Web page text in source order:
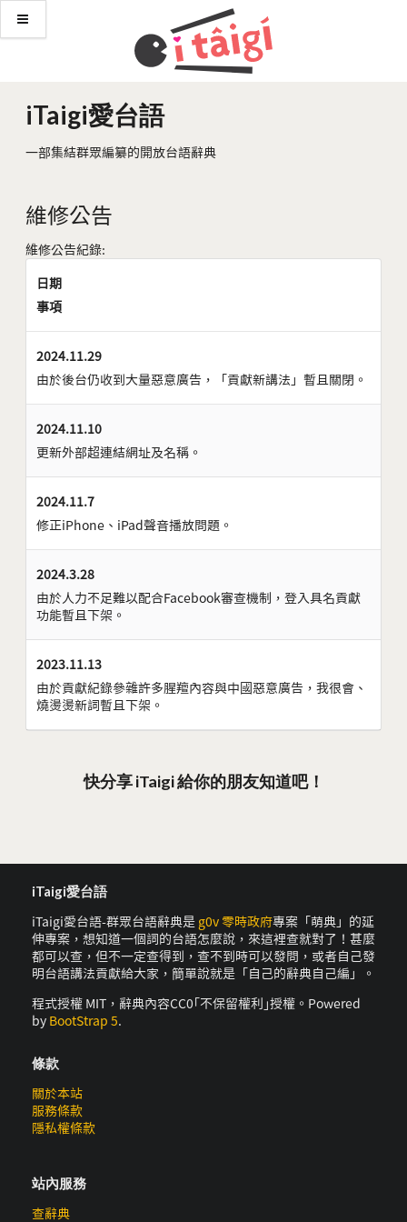
iTaigi愛台語
一部集結群眾編纂的開放台語辭典
維修公告
維修公告紀錄:
日期
事項
2024.11.29
由於後台仍收到大量惡意廣告，「貢獻新講法」暫且關閉。
2024.11.10
更新外部超連結網址及名稱。
2024.11.7
修正iPhone、iPad聲音播放問題。
2024.3.28
由於人力不足難以配合Facebook審查機制，登入具名貢獻
功能暫且下架。
2023.11.13
由於貢獻紀錄參雜許多腥羶內容與中國惡意廣告，我很會、
燒燙燙新詞暫且下架。
快分享 iTaigi 給你的朋友知道吧！
iTaigi愛台語
iTaigi愛台語-群眾台語辭典是 g0v 零時政府專案「萌典」的延
伸專案，想知道一個詞的台語怎麼說，來這裡查就對了！甚麼
都可以查，但不一定查得到，查不到時可以發問，或者自己發
明台語講法貢獻給大家，簡單說就是「自己的辭典自己編」。
程式授權 MIT，辭典內容CC0｢不保留權利｣授權。Powered
by BootStrap 5.
條款
關於本站
服務條款
隱私權條款
站內服務
查辭典